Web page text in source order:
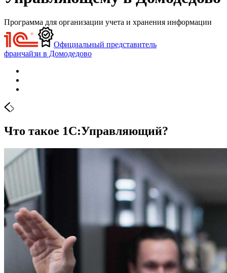
Программа для организации учета и хранения информации
Официальный представитель
франчайзи в Домодедово
Что такое 1С:Управляющий?